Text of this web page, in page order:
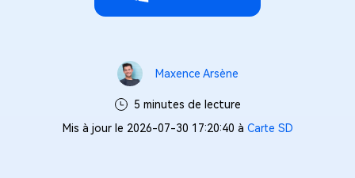
Maxence Arsène
5 minutes de lecture
Mis à jour le 2026-07-30 17:20:40 à Carte SD